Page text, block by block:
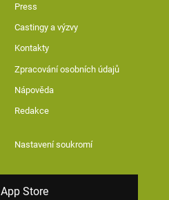
Press
Castingy a výzvy
Kontakty
Zpracování osobních údajů
Nápověda
Redakce
Nastavení soukromí
App Store